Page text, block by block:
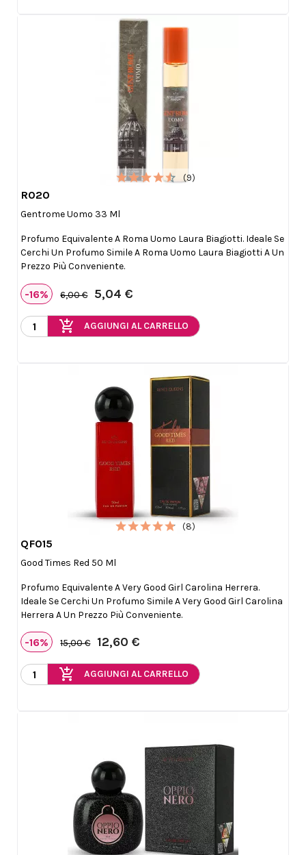
R020
Gentrome Uomo 33 Ml
Profumo Equivalente A Roma Uomo Laura Biagiotti. Ideale Se
Cerchi Un Profumo Simile A Roma Uomo Laura Biagiotti A Un
Prezzo Più Conveniente.
-16% 6,00 € 5,04 €
add_shopping_cart AGGIUNGI AL CARRELLO
(9)
QF015
Good Times Red 50 Ml
Profumo Equivalente A Very Good Girl Carolina Herrera.
Ideale Se Cerchi Un Profumo Simile A Very Good Girl Carolina
Herrera A Un Prezzo Più Conveniente.
-16% 15,00 € 12,60 €
add_shopping_cart AGGIUNGI AL CARRELLO
(8)